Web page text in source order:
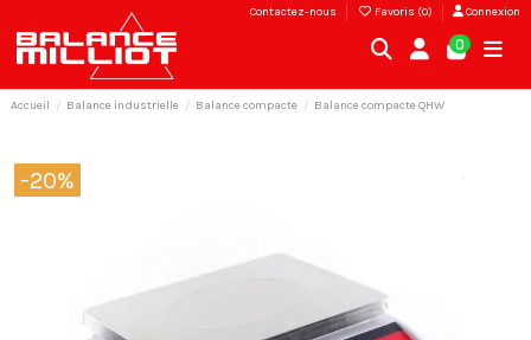
Contactez-nous Favoris (0) Connexion
0
Accueil Balance industrielle Balance compacte Balance compacte QHW
-20%